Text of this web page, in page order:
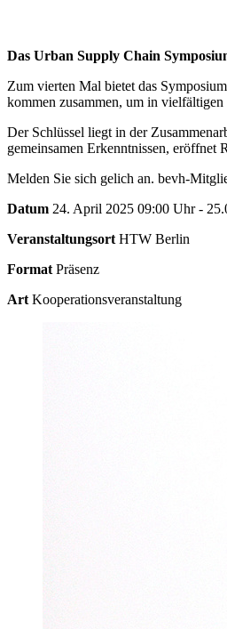
Das Urban Supply Chain
Zum vierten Mal bietet das
kommen zusammen, um in vielfältigen
Der Schlüssel liegt in der
gemeinsamen Erkenntnissen,
Melden Sie sich gelich an. bevh-
Datum 24. April 2025 09:00 Uhr -
Veranstaltungsort HTW Berlin
Format Präsenz
Art Kooperationsveranstaltung